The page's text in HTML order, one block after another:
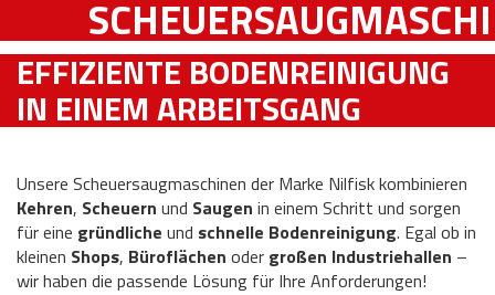
EFFIZIENTE BODENREINIGUNG
IN EINEM ARBEITSGANG
Unsere Scheuersaugmaschinen der Marke Nilfisk kombinieren
Kehren, Scheuern und Saugen in einem Schritt und sorgen
für eine gründliche und schnelle Bodenreinigung. Egal ob in
kleinen Shops, Büroflächen oder großen Industriehallen –
wir haben die passende Lösung für Ihre Anforderungen!